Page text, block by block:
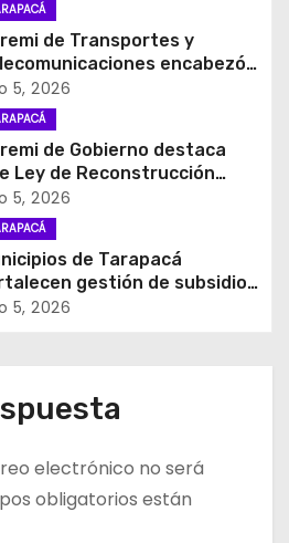
de Transportes y
encabezó
mesa de coordinación
el retiro de cables en
en Iquique
5, 2026
de Gobierno destaca
Ley de Reconstrucción
impulsará la inversión
empleo en Tarapacá
5, 2026
de Tarapacá
gestión de subsidios
potable en jornada
5, 2026
electrónico no será
obligatorios están